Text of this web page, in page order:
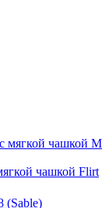
чашкой Flirt